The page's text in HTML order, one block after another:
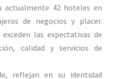
actualmente 42 hoteles en
de negocios y placer.
las expectativas de
calidad y servicios de
reflejan en su identidad